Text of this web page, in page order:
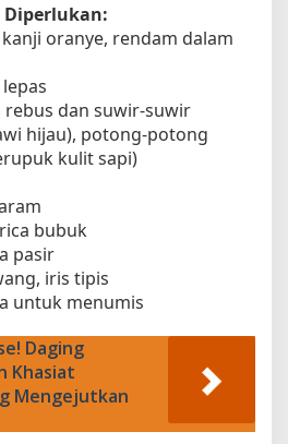
T
a
a
g
a
!
Diperlukan:
oranye, rendam dalam
rebus dan suwir-suwir
hijau), potong-potong
kulit sapi)
bubuk
pasir
iris tipis
untuk menumis
Daging
Khasiat
Mengejutkan